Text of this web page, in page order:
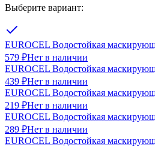
Выберите вариант:
EUROCEL Водостойкая
579 ₽Нет в наличии
EUROCEL Водостойкая
439 ₽Нет в наличии
EUROCEL Водостойкая
219 ₽Нет в наличии
EUROCEL Водостойкая
289 ₽Нет в наличии
EUROCEL Водостойкая